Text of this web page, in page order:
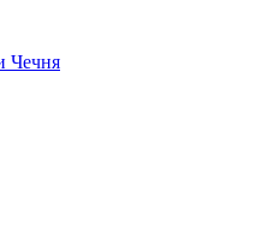
Чечня